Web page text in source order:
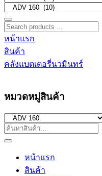
หน้าแรก
สินค้า
คลังแบตเตอรี่นวมินทร์
หมวดหมู่สินค้า
หน้าแรก
สินค้า